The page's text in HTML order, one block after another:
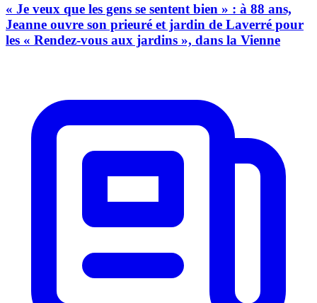
« Je veux que les gens se sentent bien » : à 88 ans,
Jeanne ouvre son prieuré et jardin de Laverré pour
les « Rendez-vous aux jardins », dans la Vienne